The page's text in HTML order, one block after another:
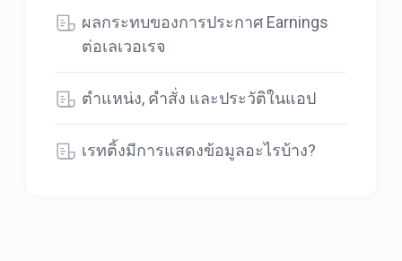
ผลกระทบของการประกาศ Earnings
ต่อเลเวอเรจ
ตำแหน่ง, คำสั่ง และประวัติในแอป
เรทติ้งมีการแสดงข้อมูลอะไรบ้าง?